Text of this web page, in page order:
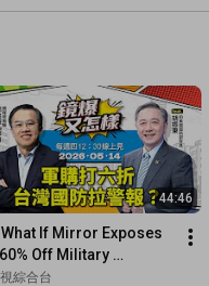
44:46
What If Mirror Exposes
Off Military
Raise Defense
綜合台